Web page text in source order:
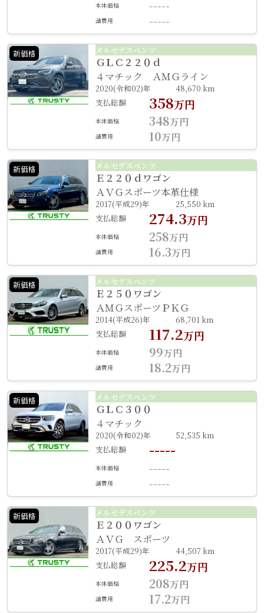
本体価格 -----
諸費用 -----
新価格 メルセデスベンツ
ＧＬＣ２２０ｄ
４マチック ＡＭＧライン
2020(令和02)年
48,670 km
支払総額
358万円
本体価格 348万円
諸費用 10万円
新価格 メルセデスベンツ
Ｅ２２０ｄワゴン
ＡＶＧスポーツ本革仕様
2017(平成29)年
25,550 km
支払総額
274.3万円
本体価格 258万円
諸費用 16.3万円
新価格 メルセデスベンツ
Ｅ２５０ワゴン
ＡＭＧスポーツＰＫＧ
2014(平成26)年
68,701 km
支払総額
117.2万円
本体価格 99万円
諸費用 18.2万円
新価格 メルセデスベンツ
ＧＬＣ３００
４マチック
2020(令和02)年
52,535 km
支払総額
-----
本体価格 -----
諸費用 -----
新価格 メルセデスベンツ
Ｅ２００ワゴン
ＡＶＧ スポーツ
2017(平成29)年
44,507 km
支払総額
225.2万円
本体価格 208万円
諸費用 17.2万円